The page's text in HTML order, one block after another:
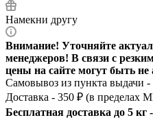
Намекни другу
Внимание! Уточняйте
менеджеров! В связи с
цены на сайте могут быть
Самовывоз из пункта выдачи -
Доставка - 350 ₽ (в пределах
Бесплатная доставка до 5